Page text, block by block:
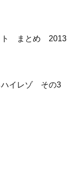
ト まとめ 2013
ハイレゾ その3